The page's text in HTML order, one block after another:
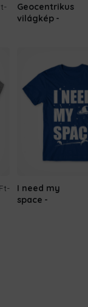
-
Geocentrikus
világkép
-
I need my
space